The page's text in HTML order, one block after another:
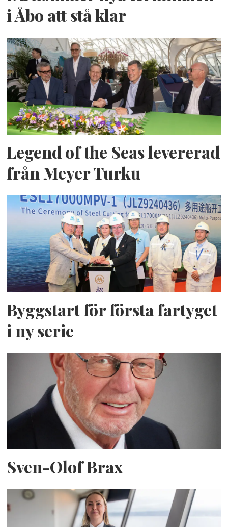
i Åbo att stå klar
Legend of the Seas levererad
från Meyer Turku
Byggstart för första fartyget
i ny serie
Sven-Olof Brax